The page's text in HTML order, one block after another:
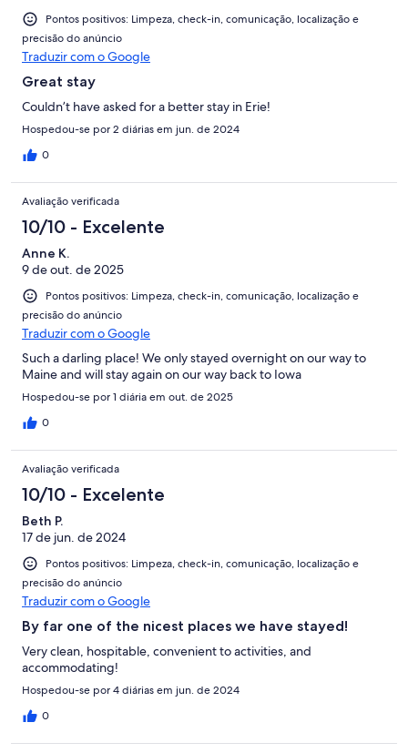
Pontos positivos: Limpeza, check-in, comunicação, localização e
precisão do anúncio
Traduzir com o Google
Great stay
Couldn’t have asked for a better stay in Erie!
Hospedou-se por 2 diárias em jun. de 2024
0
Avaliação verificada
10/10 - Excelente
Anne K.
9 de out. de 2025
Pontos positivos: Limpeza, check-in, comunicação, localização e
precisão do anúncio
Traduzir com o Google
Such a darling place! We only stayed overnight on our way to
Maine and will stay again on our way back to Iowa
Hospedou-se por 1 diária em out. de 2025
0
Avaliação verificada
10/10 - Excelente
Beth P.
17 de jun. de 2024
Pontos positivos: Limpeza, check-in, comunicação, localização e
precisão do anúncio
Traduzir com o Google
By far one of the nicest places we have stayed!
Very clean, hospitable, convenient to activities, and
accommodating!
Hospedou-se por 4 diárias em jun. de 2024
0